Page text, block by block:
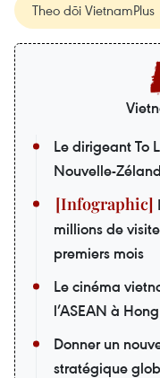
Theo dõi VietnamPlus
Le dirigeant To
Nouvelle-
millions de
premiers mois
Le cinéma
l’ASEAN à
Donner un
stratégique